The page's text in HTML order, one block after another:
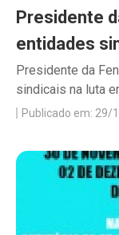
Presidente
entidades
Presidente da
sindicais na luta
Publicado em: 29/